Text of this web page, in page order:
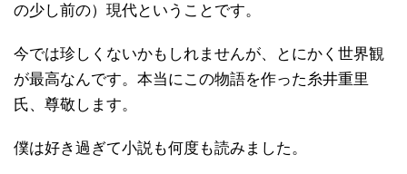
の少し前の）現代ということです。
今では珍しくないかもしれませんが、とにかく世界観
が最高なんです。本当にこの物語を作った糸井重里
氏、尊敬します。
僕は好き過ぎて小説も何度も読みました。